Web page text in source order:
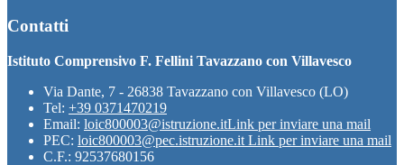
Contatti
Istituto Comprensivo F. Fellini Tavazzano con Villavesco
Via Dante, 7 - 26838 Tavazzano con Villavesco (LO)
Tel: +39 0371470219
Email: loic800003@istruzione.itLink per inviare una mail
PEC: loic800003@pec.istruzione.it Link per inviare una mail
C.F.: 92537680156